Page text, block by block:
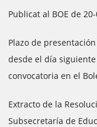
Publicat al BOE de
Plazo de
desde el día
convocatoria en el
Extracto de la
Subsecretaría de